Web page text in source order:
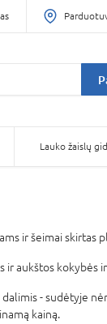
Lauko žaislų
ir šeimai skirtas
ir aukštos kokybės
- sudėtyje
kainą.